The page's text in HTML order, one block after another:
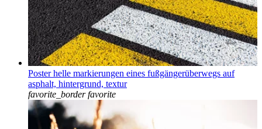
Poster helle markierungen eines fußgängerüberwegs auf
asphalt, hintergrund, textur
favorite_border favorite